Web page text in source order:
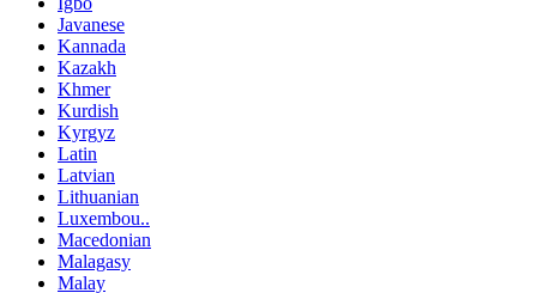
Javanese
Kannada
Kazakh
Khmer
Kurdish
Kyrgyz
Latin
Latvian
Lithuanian
Luxembou..
Macedonian
Malagasy
Malay